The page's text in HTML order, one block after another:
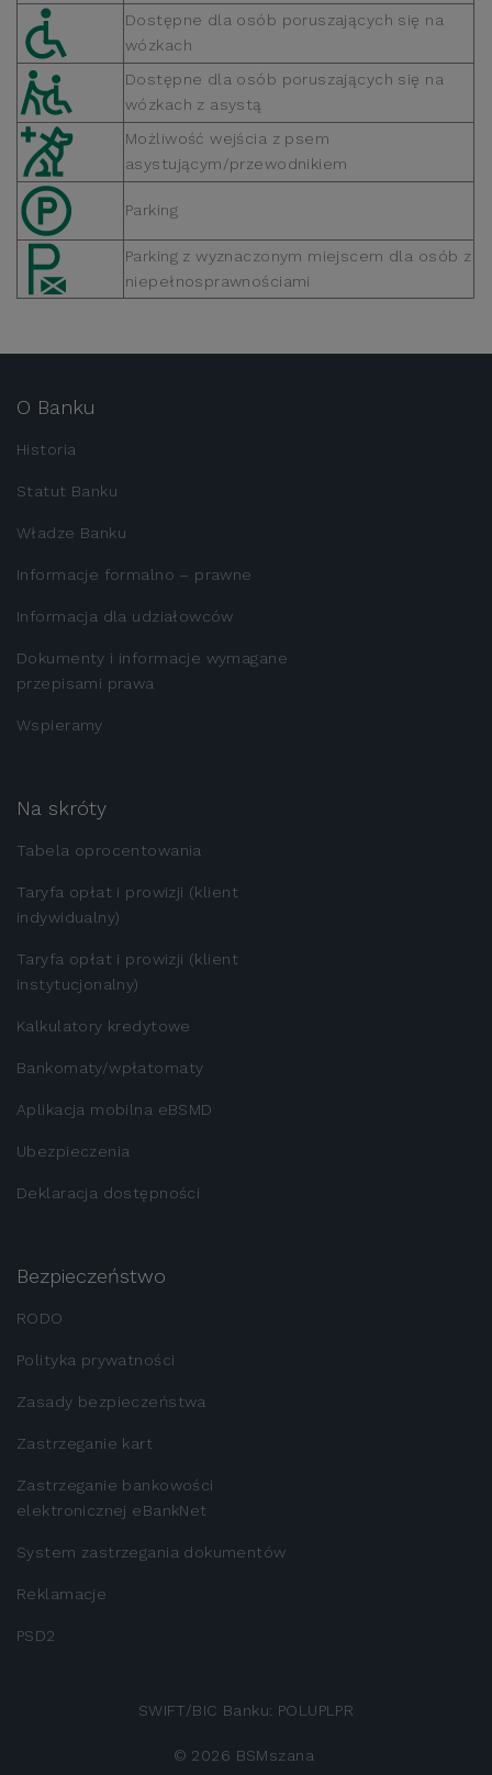
Dostępne dla osób poruszających się na
wózkach
Dostępne dla osób poruszających się na
wózkach z asystą
Możliwość wejścia z psem
asystującym/przewodnikiem
Parking
Parking z wyznaczonym miejscem dla osób z
niepełnosprawnościami
O Banku
Historia
Statut Banku
Władze Banku
Informacje formalno – prawne
Informacja dla udziałowców
Dokumenty i informacje wymagane
przepisami prawa
Wspieramy
Na skróty
Tabela oprocentowania
Taryfa opłat i prowizji (klient
indywidualny)
Taryfa opłat i prowizji (klient
instytucjonalny)
Kalkulatory kredytowe
Bankomaty/wpłatomaty
Aplikacja mobilna eBSMD
Ubezpieczenia
Deklaracja dostępności
Bezpieczeństwo
RODO
Polityka prywatności
Zasady bezpieczeństwa
Zastrzeganie kart
Zastrzeganie bankowości
elektronicznej eBankNet
System zastrzegania dokumentów
Reklamacje
PSD2
SWIFT/BIC Banku: POLUPLPR
© 2026 BSMszana